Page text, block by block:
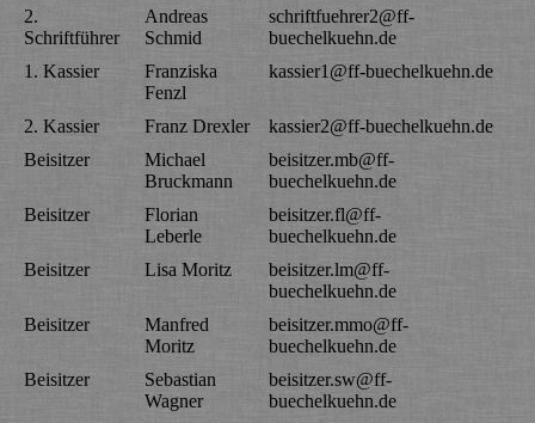
2.
Schriftführer
Andreas
Schmid
schriftfuehrer2@ff-
buechelkuehn.de
1. Kassier
Franziska
Fenzl
kassier1@ff-buechelkuehn.de
2. Kassier Franz Drexler
kassier2@ff-buechelkuehn.de
Beisitzer
Michael
Bruckmann
beisitzer.mb@ff-
buechelkuehn.de
Beisitzer
Florian
Leberle
beisitzer.fl@ff-
buechelkuehn.de
Beisitzer
Lisa Moritz
beisitzer.lm@ff-
buechelkuehn.de
Beisitzer
Manfred
Moritz
beisitzer.mmo@ff-
buechelkuehn.de
Beisitzer
Sebastian
Wagner
beisitzer.sw@ff-
buechelkuehn.de